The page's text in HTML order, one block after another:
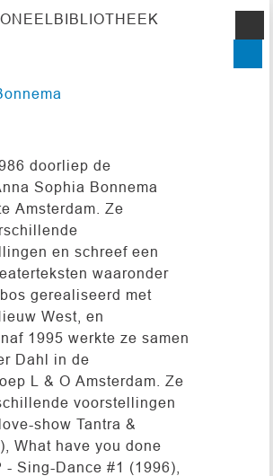
doorliep de
Sophia Bonnema
Amsterdam. Ze
en schreef een
waaronder
gerealiseerd met
West, en
1995 werkte ze samen
Dahl in de
L & O Amsterdam. Ze
voorstellingen
show Tantra &
What have you done
- Sing-Dance #1 (1996),